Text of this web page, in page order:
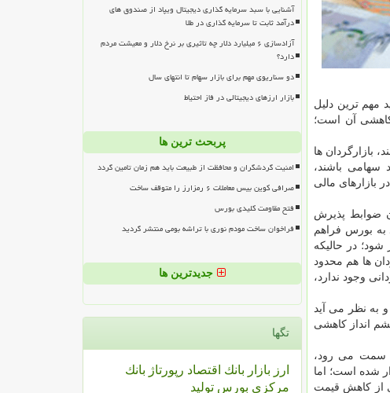
مهم ترین دلیل
کاهشی آن است؛
بازارگردان ها
سهامی باشند،
بازارهای مالی
ضوابط پذیرش
به بورس فراهم
شود؛ در حالیکه
ها هم محدود
وجود ندارد،
و به نظر می آید
انداز کاهشی
سمت می رود،
شده است؛ اما
از کاهش قیمت
آشنایی با سبد سرمایه گذاری دیجیتال ویپاد از صندوق های
درآمد ثابت تا سرمایه گذاری در طلا
آزادسازی ۶ میلیارد دلار چه تاثیری بر نرخ دلار و معیشت مردم
دارد؟
دو سناریوی مهم برای بازار سهام تا انتهای سال
بازار ارزهای دیجیتالی در فاز احتیاط
پربحث ترین ها
امنیت گردشگران و محافظت از طبیعت باید هم زمان تامین گردد
صرافی کوین بیس معاملات ۶ رمزارز را متوقف ساخت
فتح مقاومت کلیدی بورس
فراخوان ساخت مودم نوری با تراشه بومی منتشر گردید
جدیدترین ها
تگها
ارز بازار بانك اقتصاد رپورتاژ بانك
مركزی بورس تولید